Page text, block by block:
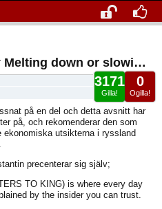
Russian economy Melting down or slowing down?
0
Ogilla!
3171
Gilla!
på en del och detta avsnitt har
på, och rekomenderar den som
utsikterna i ryssland
precenterar sig själv;
TO KING) is where every day
by the insider you can trust.